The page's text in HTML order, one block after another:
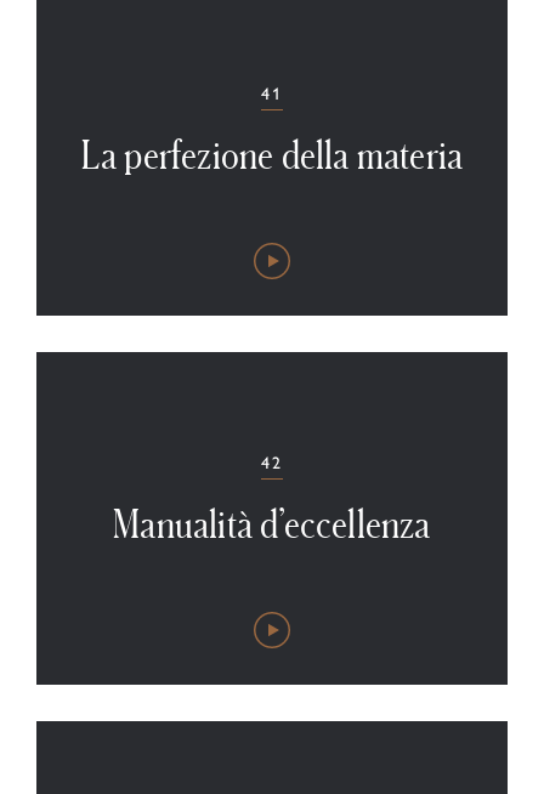
41
La perfezione della materia
42
Manualità d’eccellenza